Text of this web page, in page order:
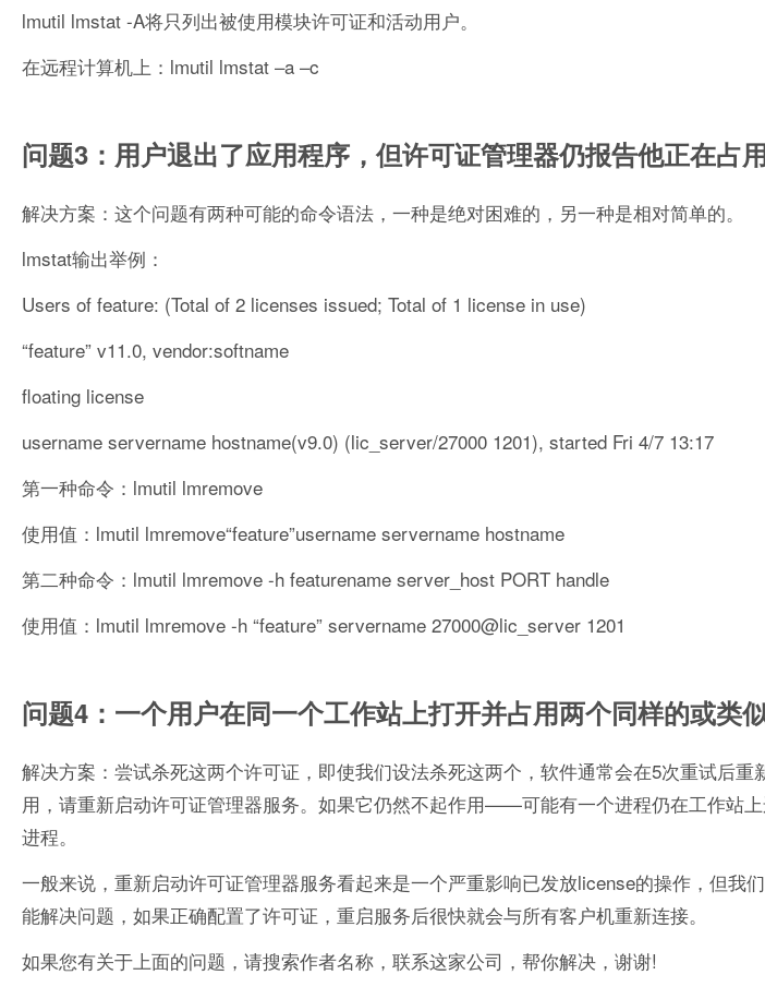
lmutil lmstat -A将只列出被使用模块许可证和活动用户。
在远程计算机上：lmutil lmstat –a –c
问题3：用户退出了应用程序，但许可证管理器仍报告他正在占
解决方案：这个问题有两种可能的命令语法，一种是绝对困难的，另一种是相对简单的。
lmstat输出举例：
Users of feature: (Total of 2 licenses issued; Total of 1 license in use)
“feature” v11.0, vendor:softname
floating license
username servername hostname(v9.0) (lic_server/27000 1201), started Fri 4/7 13:17
第一种命令：lmutil lmremove
使用值：lmutil lmremove“feature”username servername hostname
第二种命令：lmutil lmremove -h featurename server_host PORT handle
使用值：lmutil lmremove -h “feature” servername 27000@lic_server 1201
问题4：一个用户在同一个工作站上打开并占用两个同样的或类似
解决方案：尝试杀死这两个许可证，即使我们设法杀死这两个，软件通常会在5次重试后
用，请重新启动许可证管理器服务。如果它仍然不起作用——可能有一个进程仍在工作站
进程。
一般来说，重新启动许可证管理器服务看起来是一个严重影响已发放license的操作，但我
能解决问题，如果正确配置了许可证，重启服务后很快就会与所有客户机重新连接。
如果您有关于上面的问题，请搜索作者名称，联系这家公司，帮你解决，谢谢!